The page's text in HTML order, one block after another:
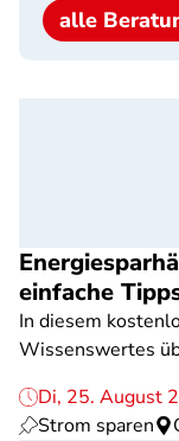
alle
einfache
In diesem
Wissenswertes
Di, 25. August
Strom sparen